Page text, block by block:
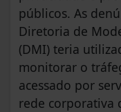
públicos. As
Diretoria de
(DMI) teria
monitorar o
acessado por
rede corporativa